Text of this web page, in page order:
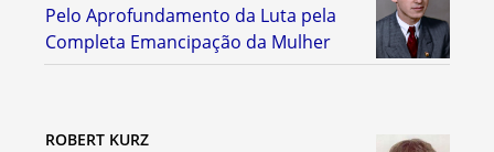
Pelo Aprofundamento da Luta pela
Completa Emancipação da Mulher
ROBERT KURZ